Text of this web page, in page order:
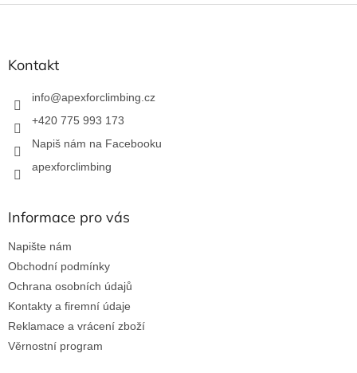
Z
Kontakt
info@apexforclimbing.cz
+420 775 993 173
Napiš nám na Facebooku
apexforclimbing
Informace pro vás
Napište nám
Obchodní podmínky
Ochrana osobních údajů
Kontakty a firemní údaje
Reklamace a vrácení zboží
Věrnostní program